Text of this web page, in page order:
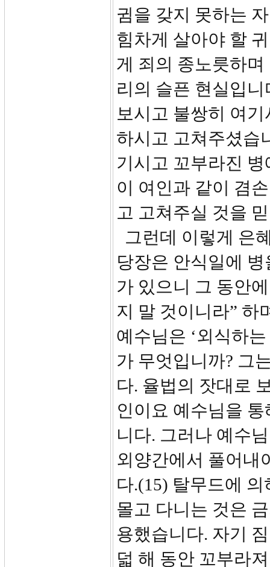
귐을 갖지 못하는
힘차게 살아야 할
게 죄의 종노릇하
리의 슬픈 현실입
보시고 불쌍히 여
하시고 고쳐주셨습
기시고 꼬부라진
이 여인과 같이 겸
고 고쳐주실 것을
그런데 이렇게 은
당장은 안식일에
가 있으니 그 동안
지 말 것이니라” 하
예수님은 ‘외식하
가 무엇입니까? 그
다. 율법의 잣대로
인이요 예수님을
니다. 그러나 예수
외양간에서 풀어내
다.(15) 탈무드에
몰고 다니는 것은
용했습니다. 자기
덟 해 동안 꼬부라